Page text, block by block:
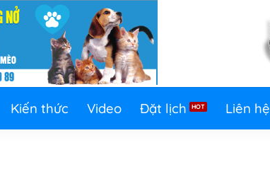
Kiến thức Video Đặt lịch Liên hệ